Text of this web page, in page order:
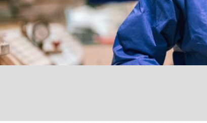
「90%は失敗する。でも…」本田圭
終戦から81年